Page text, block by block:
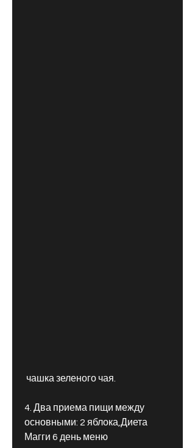
чашка зеленого чая.
4. Два приема пищи между
основными: 2 яблока,Диета
Магги 6 день меню